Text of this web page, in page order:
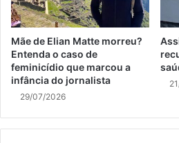
Mãe de Elian Matte morreu?
Entenda o caso de
feminicídio que marcou a
infância do jornalista
29/07/2026